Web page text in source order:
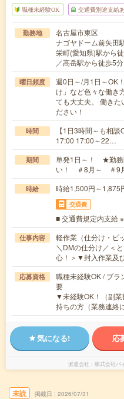
職種未経験OK 交通費別途支給
勤務地
名古屋市東区
ナゴヤドーム前矢田
栄町(愛知県)駅から
／高岳駅から徒歩5分
曜日頻度
週0日～/月1日～OK
け」など色々な働き
ても大丈夫。 働きた
ださい！
時間
【1日3時間～も相
17:00 17:00～22…
期間
単発1日～！ ★勤務
い！ ＃8月～ ＃9
時給 時給1,500円～1,875
交通費
■ 交通費規定内支給
仕事内容
軽作業（仕分け・ピ
＼DMの仕分け／＜
心！＞▼封入作業及
応募資格
職種未経験OK / ブラ
要
▼未経験OK！（副
持ちの方（業務連絡
気になる! 応
派遣会社 株式会社バ
未読 掲載日 2026/07/31